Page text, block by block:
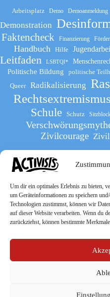
Um dir ein optimales Erlebnis zu bieten,
um Geräteinformationen zu speichern
Technologien zustimmst, können wir
auf dieser Website verarbeiten. Wenn du
zurückziehst, können bestimmte
Arbeitsplatz Demo Demoanmeldung
Demonstration
Faktencheck Finanzierung
Handbuch Hilfe
Leitfaden LSBTQI*
Politische Bildung politische
Queer
Radikalisierung
Rechtsextremismus
Schule Schutz
Zivilcourage
Werde Teil des The